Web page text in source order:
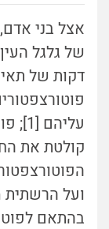
אצל בני
של גלגל
דקות של
קולטת את
ועל
בהתאם